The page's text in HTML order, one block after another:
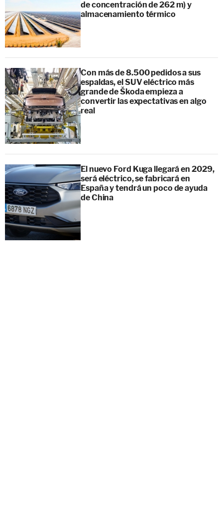
de concentración de 262 m) y
almacenamiento térmico
Con más de 8.500 pedidos a sus
espaldas, el SUV eléctrico más
grande de Škoda empieza a
convertir las expectativas en algo
real
El nuevo Ford Kuga llegará en 2029,
será eléctrico, se fabricará en
España y tendrá un poco de ayuda
de China